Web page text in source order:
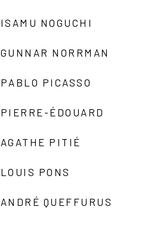
ISAMU NOGUCHI
GUNNAR NORRMAN
PABLO PICASSO
PIERRE-ÉDOUARD
AGATHE PITIÉ
LOUIS PONS
ANDRÉ QUEFFURUS